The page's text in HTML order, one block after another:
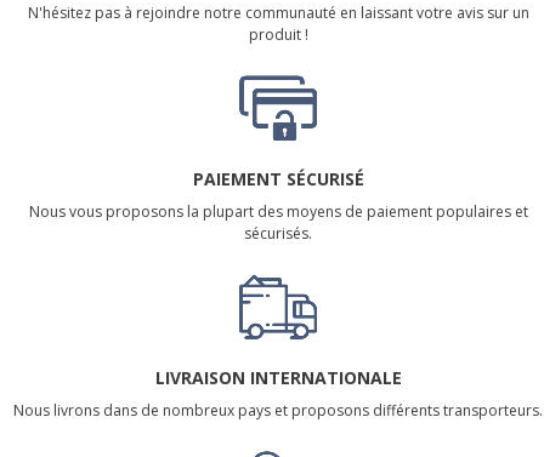
N'hésitez pas à rejoindre notre communauté en laissant votre avis sur un
produit !
PAIEMENT SÉCURISÉ
Nous vous proposons la plupart des moyens de paiement populaires et
sécurisés.
LIVRAISON INTERNATIONALE
Nous livrons dans de nombreux pays et proposons différents transporteurs.